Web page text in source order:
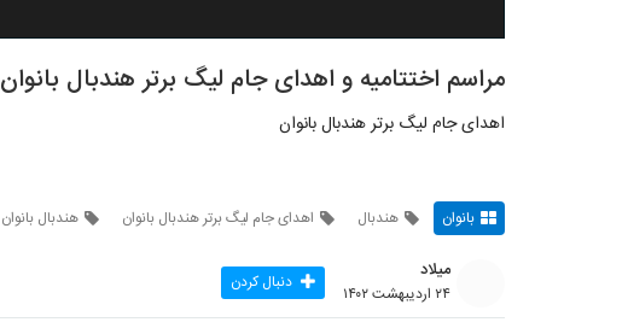
مراسم اختتامیه و اهدای جام لیگ برتر هندبال بانوان
اهدای جام لیگ برتر هندبال بانوان
بانوان هندبال اهدای جام لیگ برتر هندبال بانوان هندبال بانوان
میلاد
۲۴ اردیبهشت ۱۴۰۲ دنبال کردن